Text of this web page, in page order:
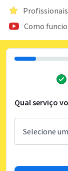
Como
Qual serviço